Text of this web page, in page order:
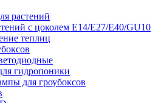
растений
с цоколем Е14/Е27/Е40/GU10
теплиц
гидропоники
для гроубоксов